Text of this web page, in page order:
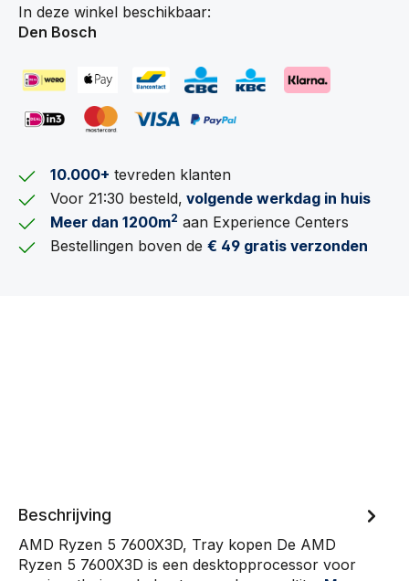
In deze winkel beschikbaar:
Den Bosch
10.000+ tevreden klanten
Voor 21:30 besteld, volgende werkdag in huis
Meer dan 1200m2 aan Experience Centers
Bestellingen boven de€ 49 gratis verzonden
Beschrijving
AMD Ryzen 5 7600X3D, Tray kopen De AMD
Ryzen 5 7600X3D is een desktopprocessor voor